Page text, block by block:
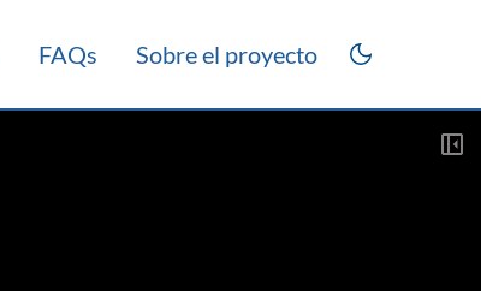
FAQs Sobre el proyecto